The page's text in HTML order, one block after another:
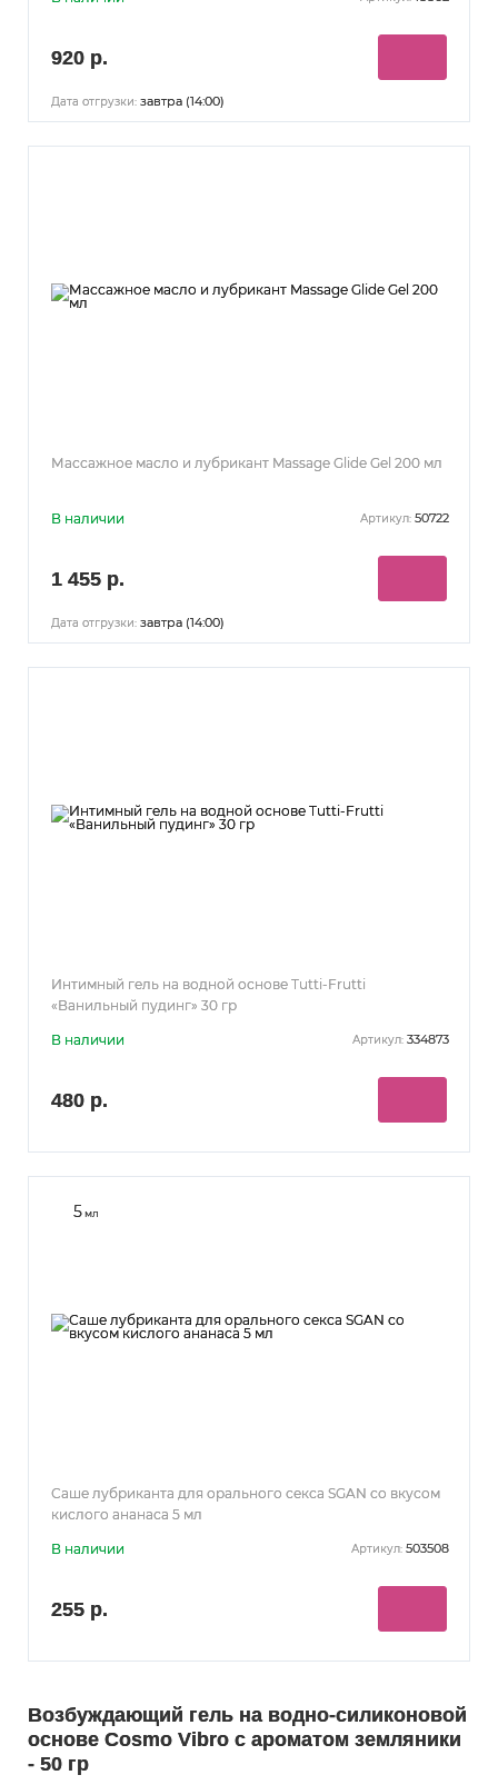
920 р.
Дата отгрузки: завтра (14:00)
Массажное масло и лубрикант Massage Glide Gel 200 мл
В наличии Артикул: 50722
1 455 р.
Дата отгрузки: завтра (14:00)
Интимный гель на водной основе Tutti-Frutti
«Ванильный пудинг» 30 гр
В наличии Артикул: 334873
480 р.
5мл
Саше лубриканта для орального секса SGAN со вкусом
кислого ананаса 5 мл
В наличии Артикул: 503508
255 р.
Возбуждающий гель на водно-силиконовой
основе Cosmo Vibro с ароматом земляники
- 50 гр